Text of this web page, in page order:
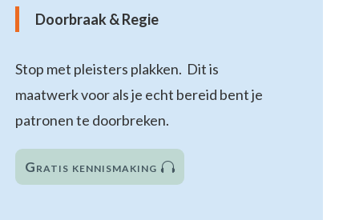
Doorbraak & Regie
Stop met pleisters plakken. Dit is
maatwerk voor als je echt bereid bent je
patronen te doorbreken.
Gratis kennismaking